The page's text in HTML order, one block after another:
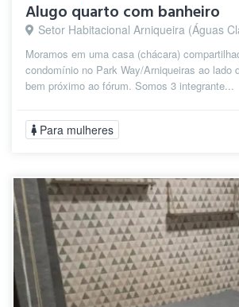
Alugo quarto com banheiro
Setor Habitacional Arniqueira (Águas
Moramos em uma casa (chácara)
condomínio no Park Way/Arniqueiras ao lado
bem próximo ao fórum. Somos 3 integrante...
Para mulheres